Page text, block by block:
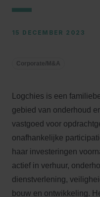
15 DECEMBER 2023
Corporate/M&A
Logchies is een
gebied van onderhoud
vastgoed voor
onafhankelijke
haar investeringen
actief in verhuur,
dienstverlening,
bouw en ontwikkeling.